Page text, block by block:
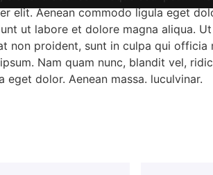
elit. Aenean commodo ligula eget
ut labore et dolore magna aliqua.
non proident, sunt in culpa qui
Nam quam nunc, blandit vel,
dolor. Aenean massa. luculvinar.